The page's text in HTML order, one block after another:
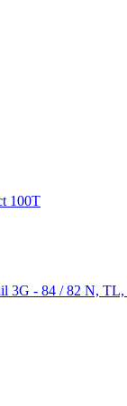
100T
3G - 84 / 82 N,